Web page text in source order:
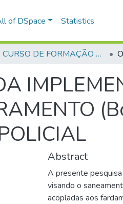
of DSpace Statistics
CURSO DE FORMAÇÃO DE PRAÇAS - CFP - 2024
Abstract
A presente
visando o
acopladas aos